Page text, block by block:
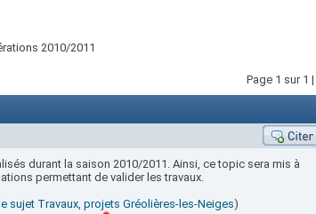
2010/2011
Page 1 sur 1 |
durant la saison 2010/2011. Ainsi, ce topic sera mis à
permettant de valider les travaux.
sujet Travaux, projets Gréolières-les-Neiges)